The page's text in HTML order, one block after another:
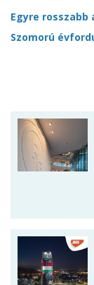
Egyre rosszabb
Szomorú